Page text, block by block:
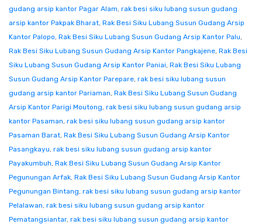
gudang arsip kantor Pagar Alam, rak besi siku lubang susun gudang
arsip kantor Pakpak Bharat, Rak Besi Siku Lubang Susun Gudang Arsip
Kantor Palopo, Rak Besi Siku Lubang Susun Gudang Arsip Kantor Palu,
Rak Besi Siku Lubang Susun Gudang Arsip Kantor Pangkajene, Rak Besi
Siku Lubang Susun Gudang Arsip Kantor Paniai, Rak Besi Siku Lubang
Susun Gudang Arsip Kantor Parepare, rak besi siku lubang susun
gudang arsip kantor Pariaman, Rak Besi Siku Lubang Susun Gudang
Arsip Kantor Parigi Moutong, rak besi siku lubang susun gudang arsip
kantor Pasaman, rak besi siku lubang susun gudang arsip kantor
Pasaman Barat, Rak Besi Siku Lubang Susun Gudang Arsip Kantor
Pasangkayu, rak besi siku lubang susun gudang arsip kantor
Payakumbuh, Rak Besi Siku Lubang Susun Gudang Arsip Kantor
Pegunungan Arfak, Rak Besi Siku Lubang Susun Gudang Arsip Kantor
Pegunungan Bintang, rak besi siku lubang susun gudang arsip kantor
Pelalawan, rak besi siku lubang susun gudang arsip kantor
Pematangsiantar, rak besi siku lubang susun gudang arsip kantor